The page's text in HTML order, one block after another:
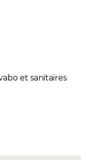
et sanitaires